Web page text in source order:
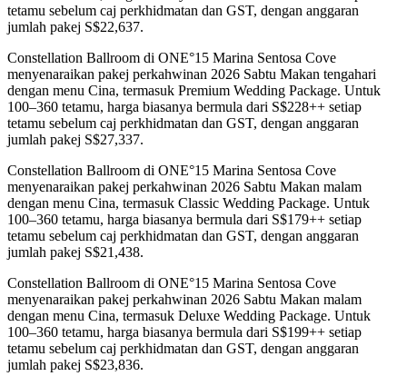
tetamu sebelum caj perkhidmatan dan GST, dengan anggaran
jumlah pakej S$22,637.
Constellation Ballroom di ONE°15 Marina Sentosa Cove
menyenaraikan pakej perkahwinan 2026 Sabtu Makan tengahari
dengan menu Cina, termasuk Premium Wedding Package. Untuk
100–360 tetamu, harga biasanya bermula dari S$228++ setiap
tetamu sebelum caj perkhidmatan dan GST, dengan anggaran
jumlah pakej S$27,337.
Constellation Ballroom di ONE°15 Marina Sentosa Cove
menyenaraikan pakej perkahwinan 2026 Sabtu Makan malam
dengan menu Cina, termasuk Classic Wedding Package. Untuk
100–360 tetamu, harga biasanya bermula dari S$179++ setiap
tetamu sebelum caj perkhidmatan dan GST, dengan anggaran
jumlah pakej S$21,438.
Constellation Ballroom di ONE°15 Marina Sentosa Cove
menyenaraikan pakej perkahwinan 2026 Sabtu Makan malam
dengan menu Cina, termasuk Deluxe Wedding Package. Untuk
100–360 tetamu, harga biasanya bermula dari S$199++ setiap
tetamu sebelum caj perkhidmatan dan GST, dengan anggaran
jumlah pakej S$23,836.